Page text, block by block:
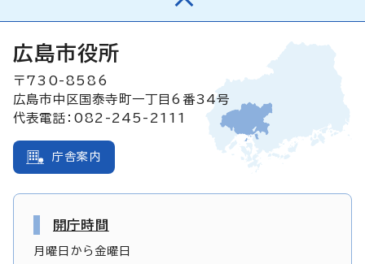
広島市役所
〒730-8586
広島市中区国泰寺町一丁目6番34号
代表電話：082-245-2111
庁舎案内
開庁時間
月曜日から金曜日